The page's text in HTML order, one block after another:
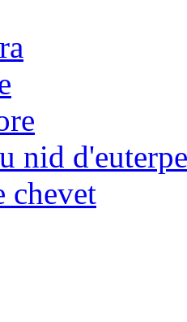
nid d'euterpe
chevet